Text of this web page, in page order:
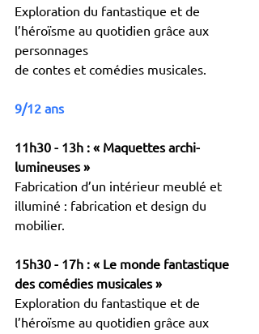
Exploration du fantastique et de
l’héroïsme au quotidien grâce aux
personnages
de contes et comédies musicales.
9/12 ans
11h30 - 13h : « Maquettes archi-
lumineuses »
Fabrication d’un intérieur meublé et
illuminé : fabrication et design du
mobilier.
15h30 - 17h : « Le monde fantastique
des comédies musicales »
Exploration du fantastique et de
l’héroïsme au quotidien grâce aux